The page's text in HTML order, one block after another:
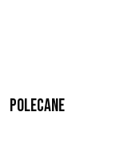
Polecane